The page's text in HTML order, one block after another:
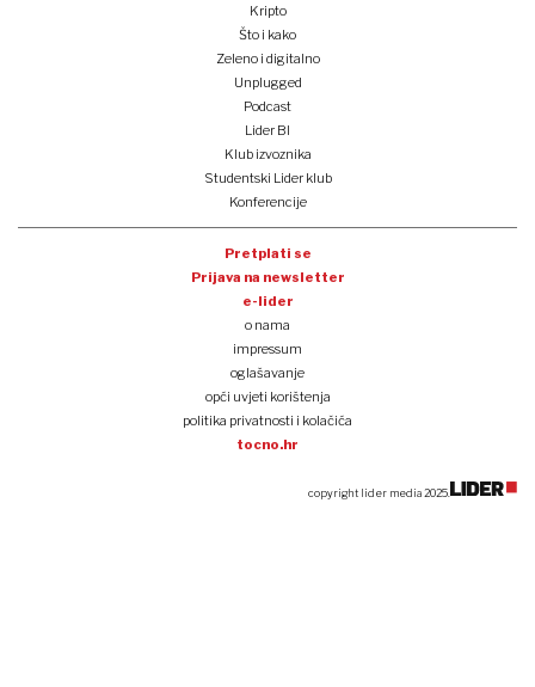
Kripto
Što i kako
Zeleno i digitalno
Unplugged
Podcast
Lider BI
Klub izvoznika
Studentski Lider klub
Konferencije
Pretplati se
Prijava na newsletter
e-lider
o nama
impressum
oglašavanje
opći uvjeti korištenja
politika privatnosti i kolačića
tocno.hr
copyright lider media 2025.